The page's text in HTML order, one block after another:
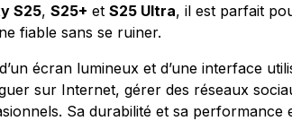
S25, S25+ et S25 Ultra, il est parfait
fiable sans se ruiner.
écran lumineux et d’une interface
sur Internet, gérer des réseaux
Sa durabilité et sa